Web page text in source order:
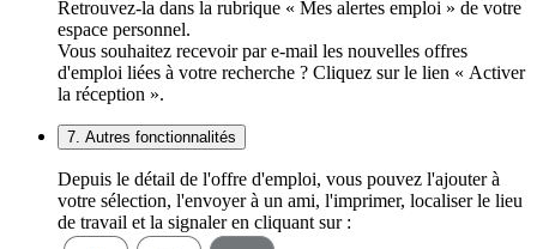
Retrouvez-la dans la rubrique « Mes alertes emploi » de votre
espace personnel.
Vous souhaitez recevoir par e-mail les nouvelles offres
d'emploi liées à votre recherche ? Cliquez sur le lien « Activer
la réception ».
7. Autres fonctionnalités
Depuis le détail de l'offre d'emploi, vous pouvez l'ajouter à
votre sélection, l'envoyer à un ami, l'imprimer, localiser le lieu
de travail et la signaler en cliquant sur :